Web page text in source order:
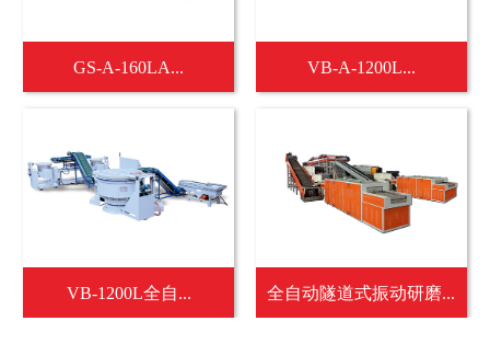
GS-A-160LA... VB-A-1200L...
VB-1200L全自... 全自动隧道式振动研磨...